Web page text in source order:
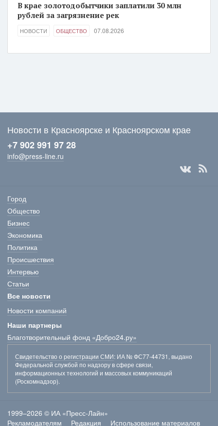
В крае золотодобытчики заплатили 30 млн
рублей за загрязнение рек
НОВОСТИ ОБЩЕСТВО 07.08.2026
Новости в Красноярске и Красноярском крае
+7 902 991 97 28
info@press-line.ru
Город
Общество
Бизнес
Экономика
Политика
Происшествия
Интервью
Статьи
Все новости
Новости компаний
Наши партнеры
Благотворительный фонд «Добро24.ру»
Свидетельство о регистрации СМИ: ИА № ФС77-44731, выдано
Федеральной службой по надзору в сфере связи,
информационных технологий и массовых коммуникаций
(Роскомнадзор).
1999–2026 © ИА «Пресс-Лайн»
Рекламодателям
Редакция Использование материалов